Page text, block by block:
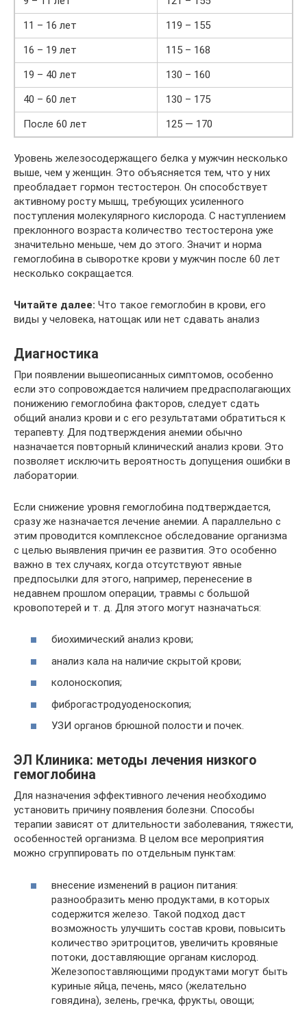
11 – 16 лет
119 – 155
16 – 19 лет
115 – 168
19 – 40 лет
130 – 160
40 – 60 лет
130 – 175
После 60 лет
125 — 170
Уровень железосодержащего белка у мужчин несколько
выше, чем у женщин. Это объясняется тем, что у них
преобладает гормон тестостерон. Он способствует
активному росту мышц, требующих усиленного
поступления молекулярного кислорода. С наступлением
преклонного возраста количество тестостерона уже
значительно меньше, чем до этого. Значит и норма
гемоглобина в сыворотке крови у мужчин после 60 лет
несколько сокращается.
Читайте далее: Что такое гемоглобин в крови, его
виды у человека, натощак или нет сдавать анализ
Диагностика
При появлении вышеописанных симптомов, особенно
если это сопровождается наличием предрасполагающих
понижению гемоглобина факторов, следует сдать
общий анализ крови и с его результатами обратиться к
терапевту. Для подтверждения анемии обычно
назначается повторный клинический анализ крови. Это
позволяет исключить вероятность допущения ошибки в
лаборатории.
Если снижение уровня гемоглобина подтверждается,
сразу же назначается лечение анемии. А параллельно с
этим проводится комплексное обследование организма
с целью выявления причин ее развития. Это особенно
важно в тех случаях, когда отсутствуют явные
предпосылки для этого, например, перенесение в
недавнем прошлом операции, травмы с большой
кровопотерей и т. д. Для этого могут назначаться:
биохимический анализ крови;
анализ кала на наличие скрытой крови;
колоноскопия;
фиброгастродуоденоскопия;
УЗИ органов брюшной полости и почек.
ЭЛ Клиника: методы лечения низкого
гемоглобина
Для назначения эффективного лечения необходимо
установить причину появления болезни. Способы
терапии зависят от длительности заболевания, тяжести,
особенностей организма. В целом все мероприятия
можно сгруппировать по отдельным пунктам:
внесение изменений в рацион питания:
разнообразить меню продуктами, в которых
содержится железо. Такой подход даст
возможность улучшить состав крови, повысить
количество эритроцитов, увеличить кровяные
потоки, доставляющие органам кислород.
Железопоставляющими продуктами могут быть
куриные яйца, печень, мясо (желательно
говядина), зелень, гречка, фрукты, овощи;